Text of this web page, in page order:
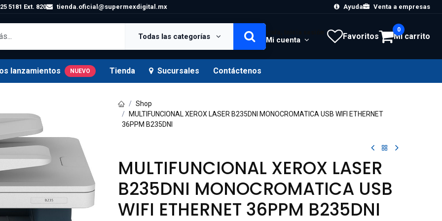
5181 Ext. 820 tienda.oficial@supermexdigital.mx Ayuda Venta a empresas
Todas las categorías Mi cuenta Favoritos Mi carrito
0
lanzamientos NUEVO Tienda Sucursales Contáctenos
Shop
MULTIFUNCIONAL XEROX LASER B235DNI MONOCROMATICA USB WIFI ETHERNET
36PPM B235DNI
MULTIFUNCIONAL XEROX LASER
B235DNI MONOCROMATICA USB
WIFI ETHERNET 36PPM B235DNI